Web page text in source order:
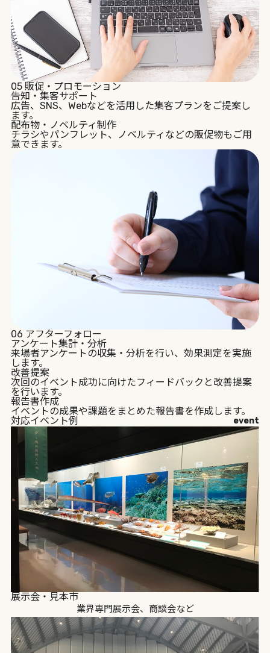
05 販促・プロモーション
告知・集客サポート
広告、SNS、Webなどを活用した集客プランをご提案し
ます。
配布物・ノベルティ制作
チラシやパンフレット、ノベルティなどの販促物もご用
意できます。
06 アフターフォロー
アンケート集計・分析
来場者アンケートの収集・分析を行い、効果測定を実施
します。
改善提案
次回のイベント成功に向けたフィードバックと改善提案
を行います。
報告書作成
イベントの成果や課題をまとめた報告書を作成します。
対応イベント例
event
展示会・見本市
業界専門展示会、商談会など